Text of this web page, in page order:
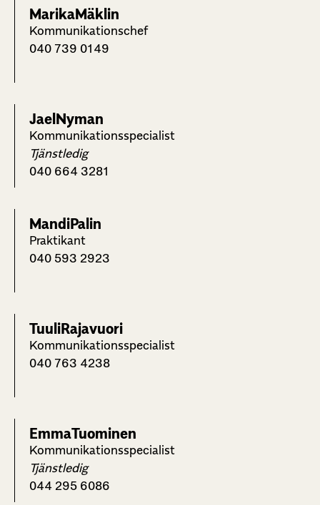
MarikaMäklin
Kommunikationschef
040 739 0149
Jael Nyman
Kommunikationsspecialist
Tjänstledig
040 664 3281
MandiPalin
Praktikant
040 593 2923
TuuliRajavuori
Kommunikationsspecialist
040 763 4238
EmmaTuominen
Kommunikationsspecialist
Tjänstledig
044 295 6086